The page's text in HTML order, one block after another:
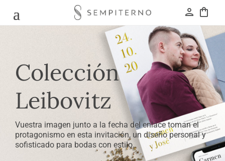
person shopping_bag
Colección
Leibovitz
Vuestra imagen junto a la fecha del enlace toman el
protagonismo en esta invitación, un diseño personal y
sofisticado para bodas con estilo.